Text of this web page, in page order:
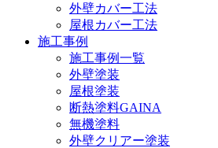
外壁カバー工法
屋根カバー工法
施工事例
施工事例一覧
外壁塗装
屋根塗装
断熱塗料GAINA
無機塗料
外壁クリアー塗装